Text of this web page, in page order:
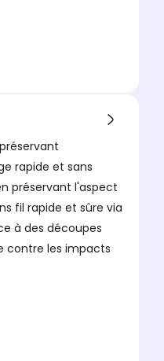
rapide et sans
préservant l'aspect
fil rapide et sûre via
à des découpes
contre les impacts